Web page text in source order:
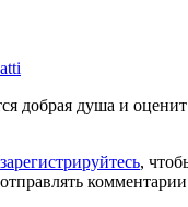
добрая душа и оценит
зарегистрируйтесь,
комментарии